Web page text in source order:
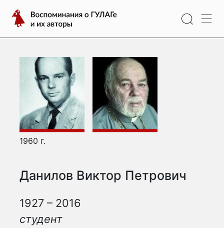
содержимому
Воспоминания
о
ГУЛАГе
авторы
Данилов Виктор Петрович
1927 – 2016
студент
1960 г.